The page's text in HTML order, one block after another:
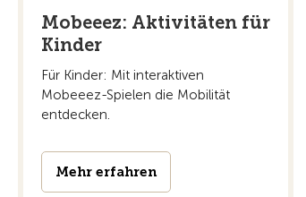
Mobeeez: Aktivitäten für
Kinder
Für Kinder: Mit interaktiven
Mobeeez-Spielen die Mobilität
entdecken.
Mehr erfahren